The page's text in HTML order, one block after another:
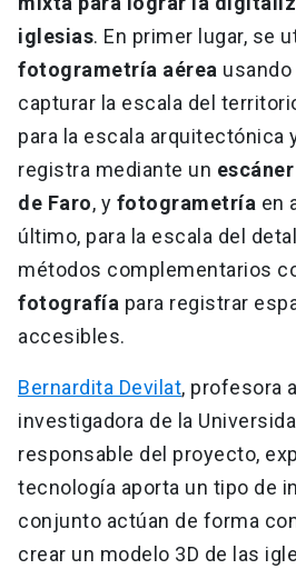
iglesias. En primer lugar, se
fotogrametría aérea
capturar la escala del
para la escala arquitectónica
registra mediante un
de Faro, y fotogrametría en
último, para la escala del
métodos complementarios
fotografía para registrar
accesibles.
Bernardita Devilat, profesora
investigadora de la
responsable del proyecto,
tecnología aporta un tipo de
conjunto actúan de forma
crear un modelo 3D de las